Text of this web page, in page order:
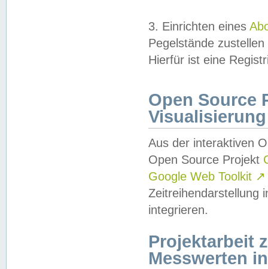
3. Einrichten eines
Pegelstände
Hierfür ist eine
Open Source
Visualisierung
Aus der interaktiven
Open Source Projekt
Google Web Toolkit ↗
Zeitreihendarstellung
integrieren.
Projektarbeit
Messwerten